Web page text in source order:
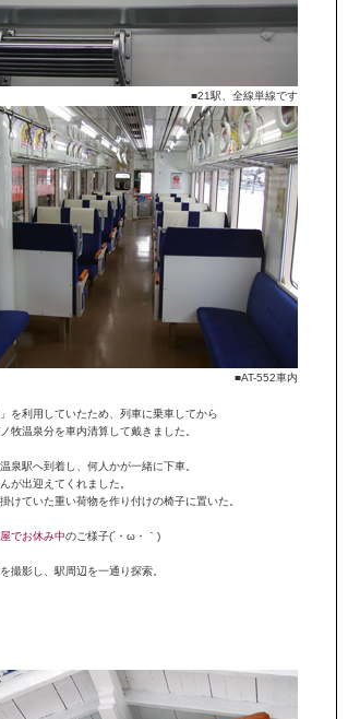
■21駅、全線単線です
■AT-552車内
を利用していたため、列車に乗車してから
牧温泉分を車内清算して戴きました。
泉駅へ到着し、何人かが一緒に下車。
が出迎えてくれました。
けていた重い荷物を作り付けの椅子に置いた。
でお休み中のご様子(´・ω・｀)
撮影し、駅周辺を一通り探索。